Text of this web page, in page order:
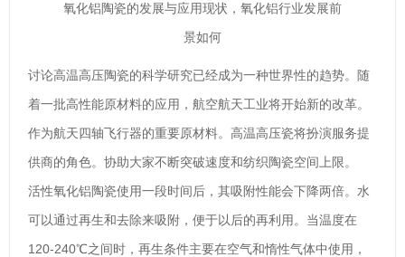
氧化铝陶瓷的发展与应用现状，氧化铝行业发展前
景如何
讨论高温高压陶瓷的科学研究已经成为一种世界性的趋势。随
着一批高性能原材料的应用，航空航天工业将开始新的改革。
作为航天四轴飞行器的重要原材料。高温高压瓷将扮演服务提
供商的角色。协助大家不断突破速度和纺织陶瓷空间上限。
活性氧化铝陶瓷使用一段时间后，其吸附性能会下降两倍。水
可以通过再生和去除来吸附，便于以后的再利用。当温度在
120-240℃之间时，再生条件主要在空气和惰性气体中使用，